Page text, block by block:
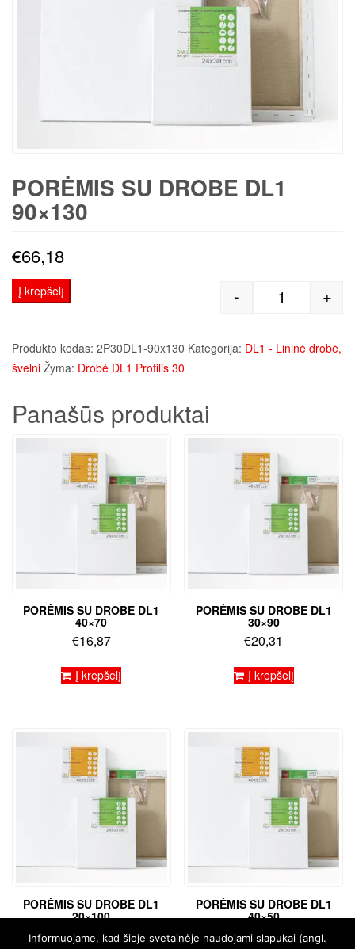
PORĖMIS SU DROBE DL1
90×130
€66,18
produkto
- +
Į krepšelį
Produkto kodas: 2P30DL1-90x130 Kategorija: DL1 - Lininė drobė,
švelni Žyma: Drobė DL1 Profilis 30
Panašūs produktai
PORĖMIS SU DROBE DL1
40×70
€16,87
Į krepšelį
PORĖMIS SU DROBE DL1
30×90
€20,31
Į krepšelį
PORĖMIS SU DROBE DL1
20×100
€18,35
PORĖMIS SU DROBE DL1
40×50
€13,26
Informuojame, kad šioje svetainėje naudojami slapukai (angl.